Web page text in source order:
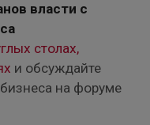
власти с
столах,
и обсуждайте
на форуме